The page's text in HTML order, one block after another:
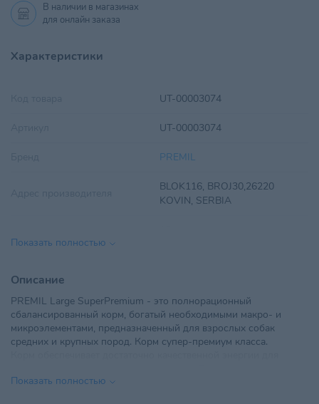
В наличии в магазинах
для онлайн заказа
Характеристики
UT-00003074
UT-00003074
PREMIL
BLOK116, BROJ30,26220
KOVIN, SERBIA
Вкус
Возраст питомца Взрослые 1-6 лет
ООО "ВИС-Капитал", г.Минск,
Показать полностью
Описание
PREMIL Large SuperPremium - это полнорационный
сбалансированный корм, богатый необходимыми макро- и
микроэлементами, предназначенный для взрослых собак
средних и крупных пород. Корм супер-премиум класса.
выставочных собак, так как снижает им уровень стресса при
Показать полностью